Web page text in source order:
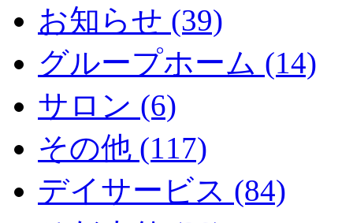
お知らせ (39)
グループホーム (14)
サロン (6)
その他 (117)
デイサービス (84)